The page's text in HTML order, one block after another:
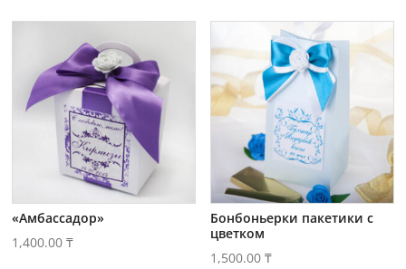
«Амбассадор»
1,400.00₸
Бонбоньерки пакетики с
цветком
1,500.00₸